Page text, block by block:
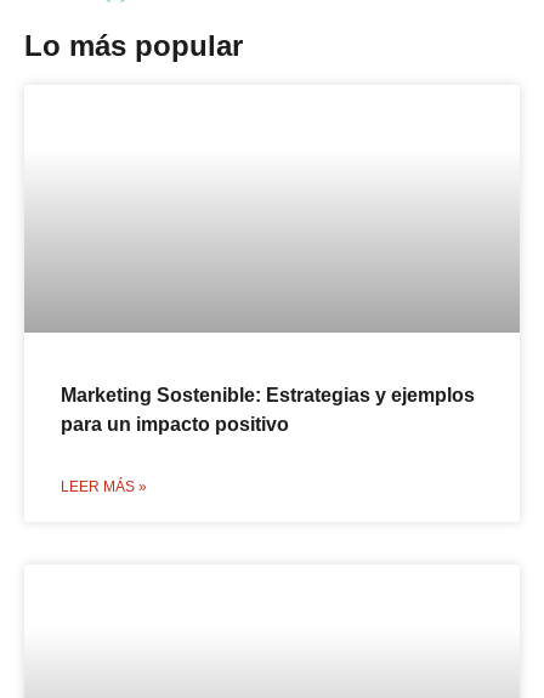
Lo más popular
Marketing Sostenible: Estrategias y ejemplos
para un impacto positivo
LEER MÁS »